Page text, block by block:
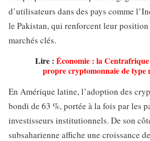
d’utilisateurs dans des pays comme
le Pakistan, qui renforcent leur position
marchés clés.
Lire : Économie : la
propre cryptomonnaie de type
En Amérique latine, l’adoption des
bondi de 63 %, portée à la fois par les
investisseurs institutionnels. De son
subsaharienne affiche une croissance